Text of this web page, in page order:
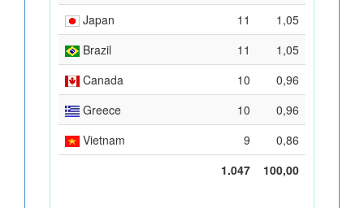
Japan 11
1,05
Brazil
11
1,05
Canada
10
0,96
Greece
10
0,96
Vietnam
9
0,86
1.047
100,00